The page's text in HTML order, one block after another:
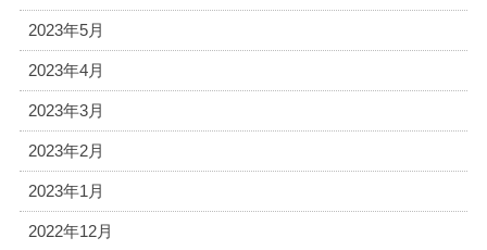
2023年5月
2023年4月
2023年3月
2023年2月
2023年1月
2022年12月